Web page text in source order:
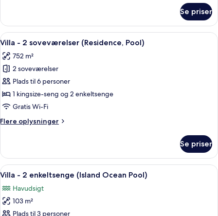
-
soveværelser
Pool)
Se priser
Indlæs
alle
billeder
af
Villa
-
2
(Residence,
Et højt hotel med pool, træterrasse
5
Villa - 2 soveværelser (Residence, Pool)
752 m²
2 soveværelser
Plads til 6 personer
1 kingsize-seng og 2 enkeltsenge
Gratis Wi-Fi
Flere oplysninger
Flere
-
soveværelser
Pool)
Se priser
Indlæs
alle
billeder
af
Udeafgrundspool med udsigt til hav
6
Villa - 2 enkeltsenge (Island Ocean Pool)
Havudsigt
103 m²
Plads til 3 personer